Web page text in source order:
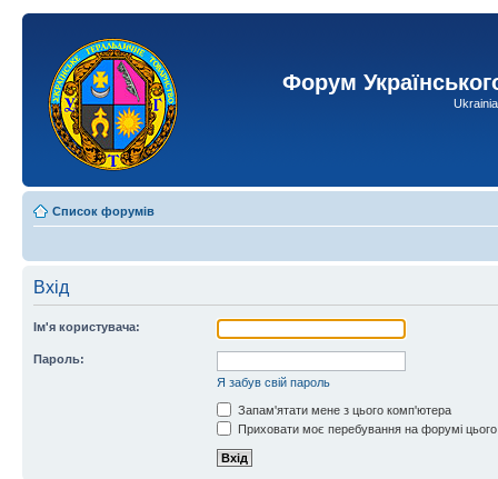
Форум
Список форумів
Вхід
Ім'я користувача:
Пароль:
Я забув свій пароль
Запам'ятати мене з цього комп'ютера
Приховати моє перебування на форумі